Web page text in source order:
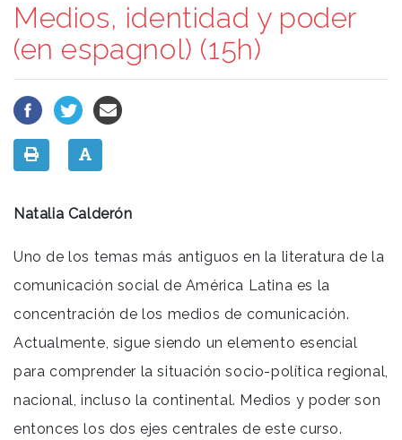
Medios, identidad y poder
(en espagnol) (15h)
Natalia Calderón
Uno de los temas más antiguos en la literatura de la
comunicación social de América Latina es la
concentración de los medios de comunicación.
Actualmente, sigue siendo un elemento esencial
para comprender la situación socio-política regional,
nacional, incluso la continental. Medios y poder son
entonces los dos ejes centrales de este curso.